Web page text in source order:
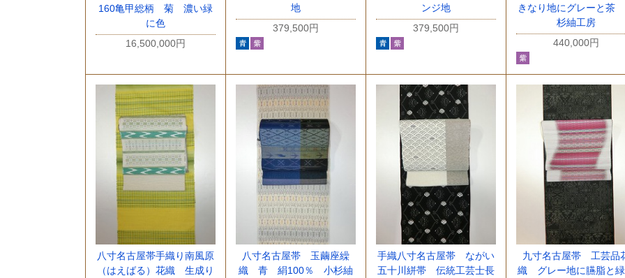
160亀甲総柄 菊 濃い緑
に色
16,500,000円
地
379,500円
ンジ地
379,500円
きなり地にグレーと茶
杉紬工房
440,000円
八寸名古屋帯手織り南風原
（はえばる）花織 生成り
八寸名古屋帯 玉繭座繰
織 青 絹100％ 小杉紬
手織八寸名古屋帯 ながい
五十川絣帯 伝統工芸士長
九寸名古屋帯 工芸品
織 グレー地に臙脂